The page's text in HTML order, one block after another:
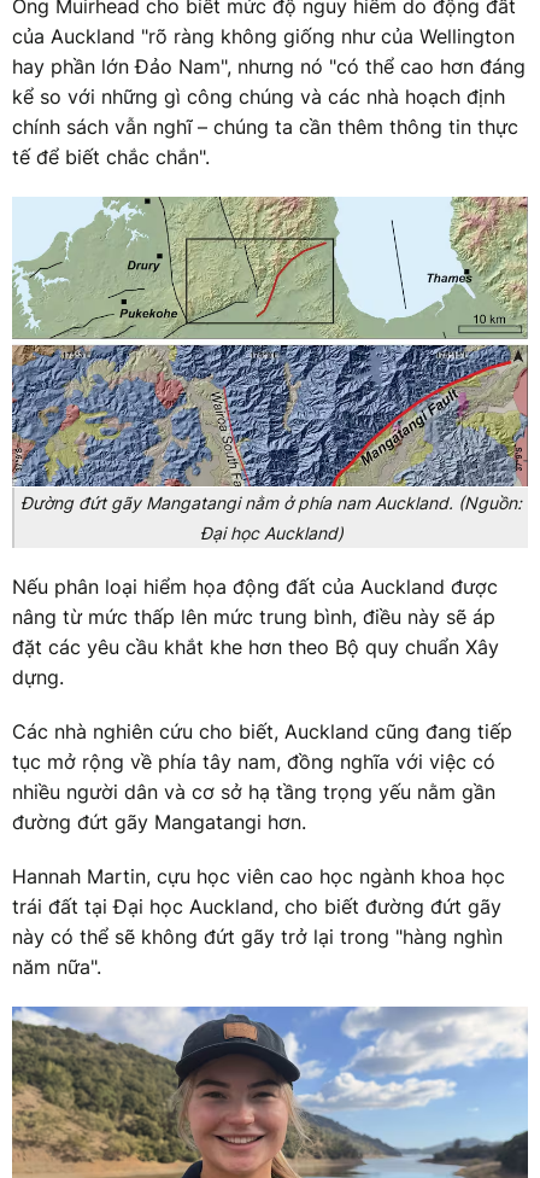
Ông Muirhead cho biết mức độ nguy hiểm do động đất
của Auckland "rõ ràng không giống như của Wellington
hay phần lớn Đảo Nam", nhưng nó "có thể cao hơn đáng
kể so với những gì công chúng và các nhà hoạch định
chính sách vẫn nghĩ – chúng ta cần thêm thông tin thực
tế để biết chắc chắn".
Đường đứt gãy Mangatangi nằm ở phía nam Auckland. (Nguồn:
Đại học Auckland)
Nếu phân loại hiểm họa động đất của Auckland được
nâng từ mức thấp lên mức trung bình, điều này sẽ áp
đặt các yêu cầu khắt khe hơn theo Bộ quy chuẩn Xây
dựng.
Các nhà nghiên cứu cho biết, Auckland cũng đang tiếp
tục mở rộng về phía tây nam, đồng nghĩa với việc có
nhiều người dân và cơ sở hạ tầng trọng yếu nằm gần
đường đứt gãy Mangatangi hơn.
Hannah Martin, cựu học viên cao học ngành khoa học
trái đất tại Đại học Auckland, cho biết đường đứt gãy
này có thể sẽ không đứt gãy trở lại trong "hàng nghìn
năm nữa".